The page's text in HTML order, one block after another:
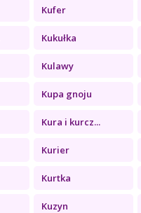
Kufer
Kukułka
Kulawy
Kupa gnoju
Kura i kurcz...
Kurier
Kurtka
Kuzyn